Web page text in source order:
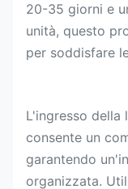
20-35 giorni e
unità, questo
per soddisfare
L'ingresso della
consente un
garantendo
organizzata.